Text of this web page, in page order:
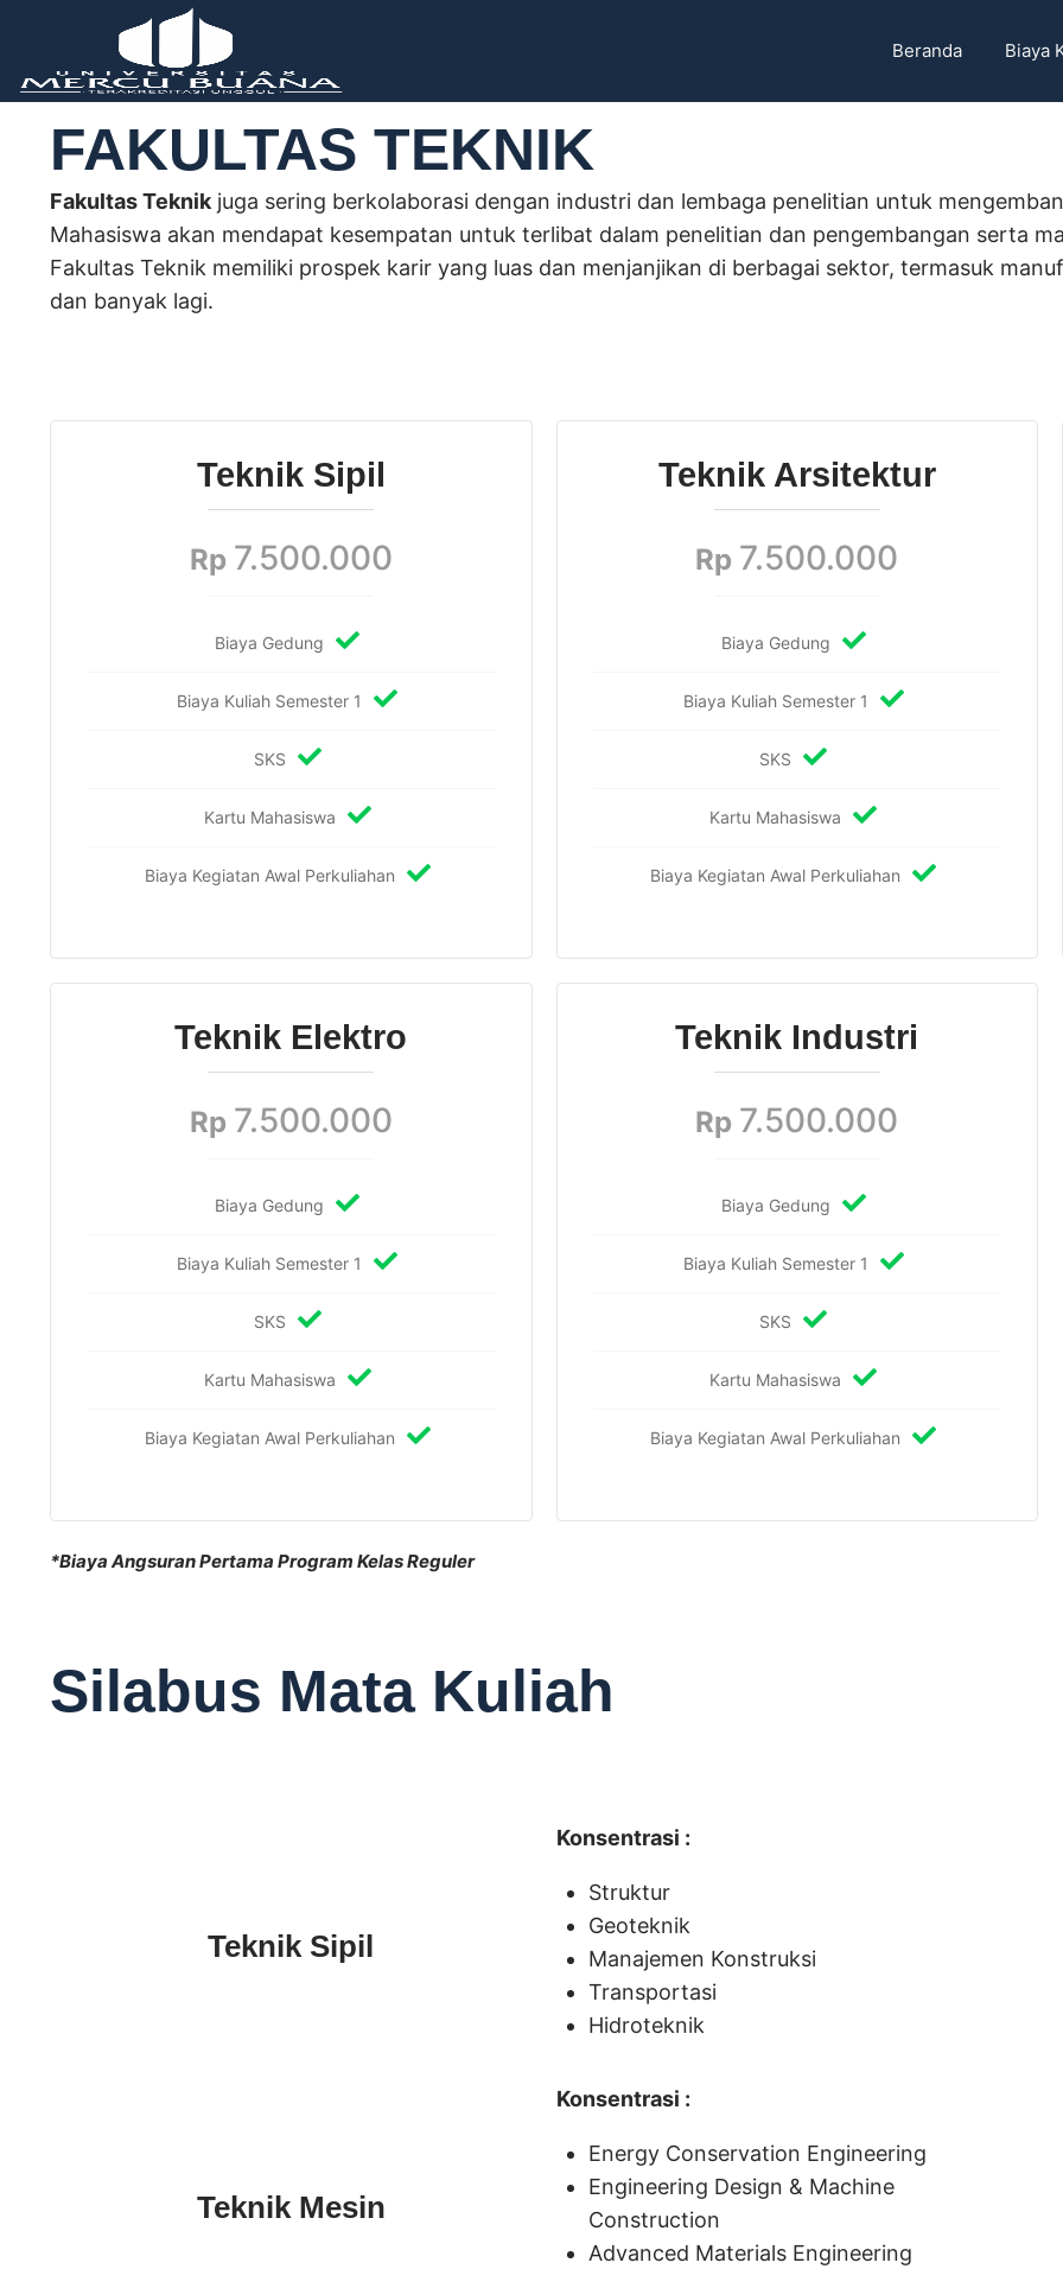
Beranda Biaya
FAKULTAS TEKNIK
Fakultas Teknikjuga sering berkolaborasi dengan industri dan lembaga penelitian untuk
Mahasiswa akan mendapat kesempatan untuk terlibat dalam penelitian dan pengembangan serta
Fakultas Teknik memiliki prospek karir yang luas dan menjanjikan di berbagai sektor, termasuk
dan banyak lagi.
Teknik Sipil
Rp 7.500.000
Biaya Gedung
Biaya Kuliah Semester 1
SKS
Kartu Mahasiswa
Biaya Kegiatan Awal Perkuliahan
Teknik Arsitektur
Rp 7.500.000
Biaya Gedung
Biaya Kuliah Semester 1
SKS
Kartu Mahasiswa
Biaya Kegiatan Awal Perkuliahan
Teknik Elektro
Rp 7.500.000
Biaya Gedung
Biaya Kuliah Semester 1
SKS
Kartu Mahasiswa
Biaya Kegiatan Awal Perkuliahan
Teknik Industri
Rp 7.500.000
Biaya Gedung
Biaya Kuliah Semester 1
SKS
Kartu Mahasiswa
Biaya Kegiatan Awal Perkuliahan
*Biaya Angsuran Pertama Program Kelas Reguler
Silabus Mata Kuliah
Teknik Sipil
Konsentrasi :
Struktur
Geoteknik
Manajemen Konstruksi
Transportasi
Hidroteknik
Teknik Mesin
Konsentrasi :
Energy Conservation Engineering
Engineering Design & Machine
Construction
Advanced Materials Engineering